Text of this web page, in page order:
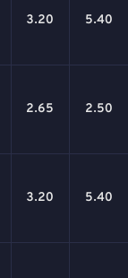
3.20 5.40
2.65 2.50
3.20 5.40